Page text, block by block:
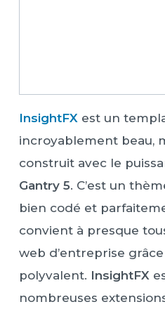
InsightFXest un
incroyablement beau,
construit avec le
Gantry 5. C’est un
bien codé et
convient à presque
web d’entreprise
polyvalent. InsightFX
nombreuses